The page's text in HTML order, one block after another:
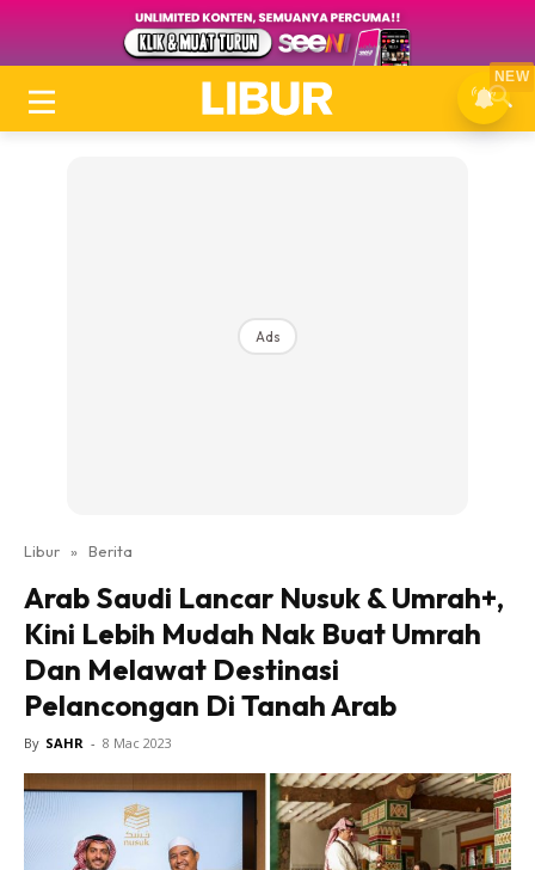
Ads
Libur » Berita
Arab Saudi Lancar Nusuk & Umrah+,
Kini Lebih Mudah Nak Buat Umrah
Dan Melawat Destinasi
Pelancongan Di Tanah Arab
By SAHR - 8 Mac 2023
NEW